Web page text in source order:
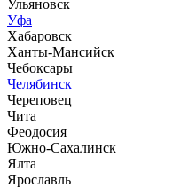
Ульяновск
Уфа
Хабаровск
Ханты-Мансийск
Чебоксары
Челябинск
Череповец
Чита
Феодосия
Южно-Сахалинск
Ялта
Ярославль